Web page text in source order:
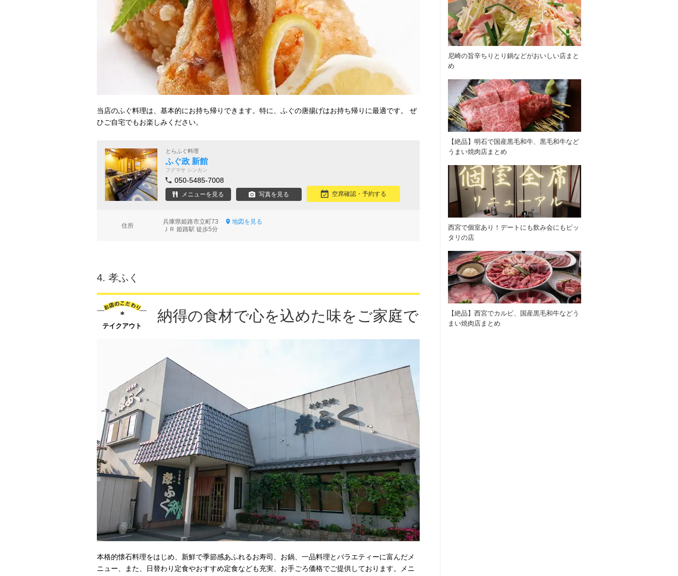
当店のふぐ料理は、基本的にお持ち帰りできます。特に、ふぐの唐揚げはお持ち帰りに最適です。 ぜ
ひご自宅でもお楽しみください。
とらふぐ料理
ふぐ政 新館
フグマサ シンカン
050-5485-7008
メニューを見る 写真を見る 空席確認・予約する
住所
兵庫県姫路市立町73
地図を見る
ＪＲ 姫路駅 徒歩5分
4. 孝ふく
テイクアウト
納得の食材で心を込めた味をご家庭で
本格的懐石料理をはじめ、新鮮で季節感あふれるお寿司、お鍋、一品料理とバラエティーに富んだメ
ニュー、また、日替わり定食やおすすめ定食なども充実、お手ごろ価格でご提供しております。メニ
尼崎の旨辛ちりとり鍋などがおいしい店まと
め
【絶品】明石で国産黒毛和牛、黒毛和牛など
うまい焼肉店まとめ
西宮で個室あり！デートにも飲み会にもピッ
タリの店
【絶品】西宮でカルビ、国産黒毛和牛などう
まい焼肉店まとめ